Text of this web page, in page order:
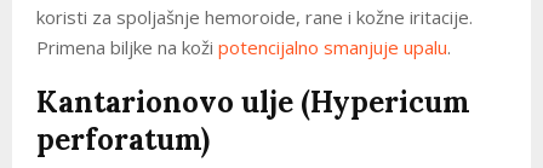
koristi za spoljašnje hemoroide, rane i kožne iritacije.
Primena biljke na koži potencijalno smanjuje upalu.
Kantarionovo ulje (Hypericum
perforatum)